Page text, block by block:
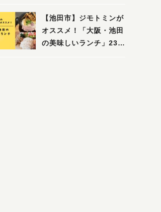
箕面・吹田・豊中・茨
木・池田）
【池田市】ジモトミンが
オススメ！「大阪・池田
の美味しいランチ」23